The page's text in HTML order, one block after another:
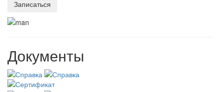
Документы